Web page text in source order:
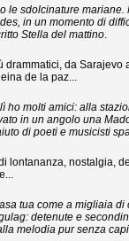
le sdolcinature mariane.
in un momento di
Stella del mattino.
da Sarajevo
de la paz...
ho molti amici: alla
in un angolo una
di poeti e musicisti
lontananza, nostalgia,
tua come a migliaia di
detenute e
melodia pur senza